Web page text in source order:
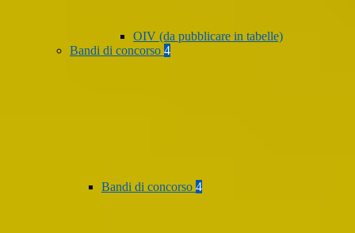
OIV (da pubblicare in tabelle)
Bandi di concorso 4
Bandi di concorso 4